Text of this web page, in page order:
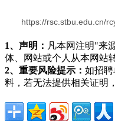
https://rsc.stbu.edu.cn/
1、声明： 凡本网注明"来
体、网站或个人从本网站
2、重要风险提示： 如招
料，若无法提供相关证明